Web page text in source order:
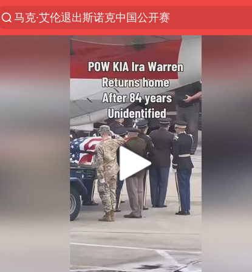
马克·艾伦退出斯诺克中国公开赛
微信又有新功能，你可以“撤回”你的撤回了！
新疆优化调整景区内自驾服务费
上四休三，但降薪1000元，你接受吗？
情侣平潭拍日出坠崖1死1伤
茅台部分直营店飞天茅台提价
商场现钱学森巨幅海报 负责人回应
36岁男演员成景区NPC后人气爆棚
全民健身事业高质量发展
台当局重金为“台独”织“皇帝新衣”
几元成本的AI广告导致千万市值蒸发